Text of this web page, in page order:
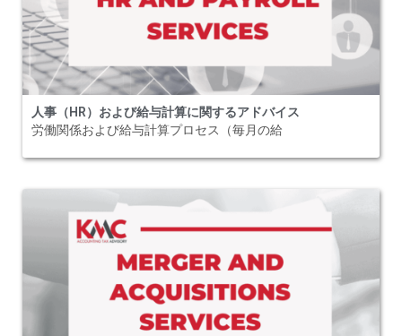
人事（HR）および給与計算に関するアドバイス
労働関係および給与計算プロセス（毎月の給